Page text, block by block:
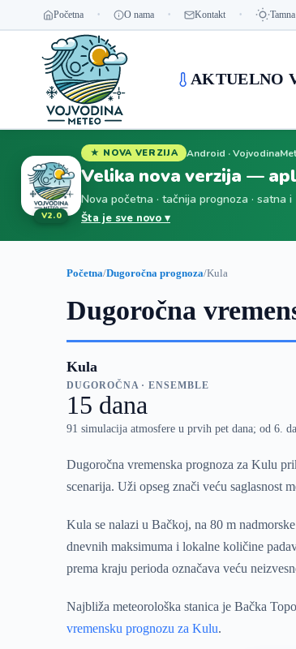
Početna O nama Kontakt
AKTUELNO
V2.0
★ NOVA VERZIJA Android ·
Velika nova verzija —
Nova početna · tačnija prognoza · satna i
Šta je sve novo ▾
Početna/Dugoročna prognoza/Kula
Dugoročna
Kula
DUGOROČNA · ENSEMBLE
15 dana
91 simulacija atmosfere u prvih pet dana; od 6.
Dugoročna vremenska prognoza za Kulu
scenarija. Uži opseg znači veću saglasnost
Kula se nalazi u Bačkoj, na 80 m
dnevnih maksimuma i lokalne količine
prema kraju perioda označava veću
Najbliža meteorološka stanica je Bačka
vremensku prognozu za Kulu.